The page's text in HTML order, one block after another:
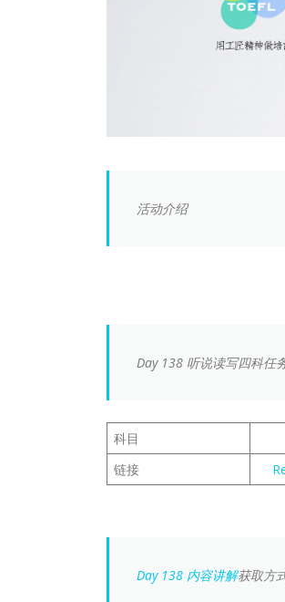
活动介绍
Day 138 听说读写四科任
科目
链接
Day 138 内容讲解获取方